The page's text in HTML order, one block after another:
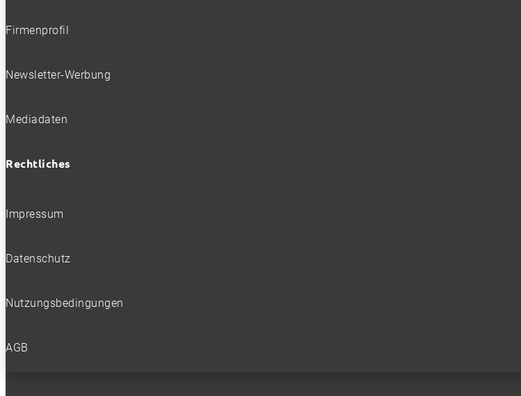
Firmenprofil
Newsletter-Werbung
Mediadaten
Rechtliches
Impressum
Datenschutz
Nutzungsbedingungen
AGB